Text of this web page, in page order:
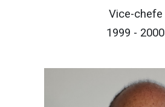
Vice-chefe
1999 - 2000